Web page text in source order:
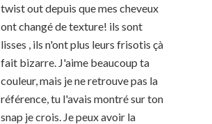
twist out depuis que mes cheveux
ont changé de texture! ils sont
lisses , ils n'ont plus leurs frisotis çà
fait bizarre. J'aime beaucoup ta
couleur, mais je ne retrouve pas la
référence, tu l'avais montré sur ton
snap je crois. Je peux avoir la